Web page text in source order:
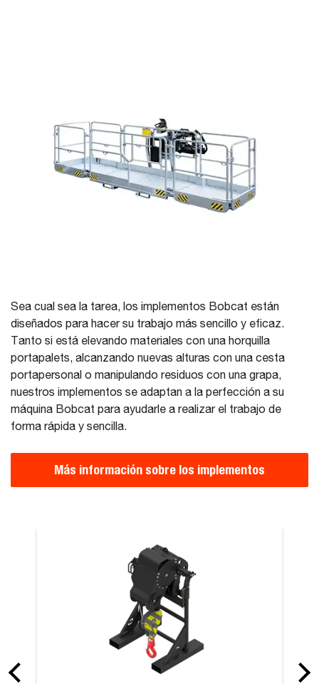
Sea cual sea la tarea, los implementos Bobcat están
diseñados para hacer su trabajo más sencillo y eficaz.
Tanto si está elevando materiales con una horquilla
portapalets, alcanzando nuevas alturas con una cesta
portapersonal o manipulando residuos con una grapa,
nuestros implementos se adaptan a la perfección a su
máquina Bobcat para ayudarle a realizar el trabajo de
forma rápida y sencilla.
Más información sobre los implementos